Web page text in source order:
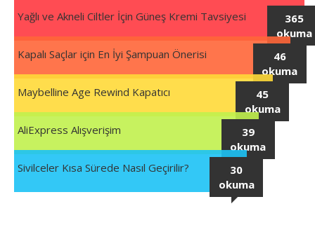
Yağlı ve Akneli Ciltler İçin Güneş Kremi Tavsiyesi
365
okuma
Kapalı Saçlar için En İyi Şampuan Önerisi
46
okuma
Maybelline Age Rewind Kapatıcı
45
okuma
AliExpress Alışverişim
39
okuma
Sivilceler Kısa Sürede Nasıl Geçirilir?
30
okuma